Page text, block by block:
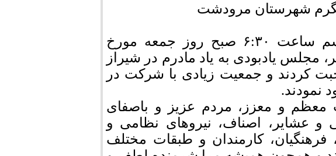
شهرستان مرودشت
اکنون که این مطلب را می نویسم ساعت ۶:۳۰ صبح روز جمعه مورخ
ظهر، مجلس یادبودی به یاد مادرم در شیراز
کردند و جمعیت زیادی با شرکت در
نمودند.
معظم و معزز، مردم عزیز و باصفای
عشایر، اصناف، نیروهای نظامی و
فرهنگیان، کارمندان و طبقات مختلف